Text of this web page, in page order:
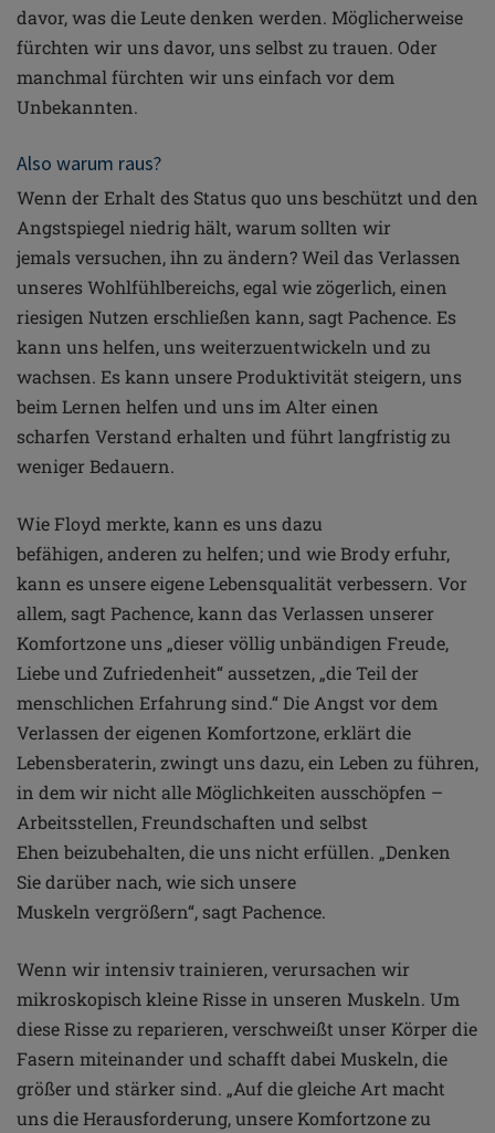
davor, was die Leutedenken werden. Möglicherweise
fürchten wir uns davor,uns selbst zu trauen. Oder
manchmal fürchten wir unseinfach vor dem
Unbekannten.
Also warum raus?
Wenn der Erhalt des Status quo uns beschützt und den
Angstspiegel niedrig hält, warum sollten wir
jemalsversuchen, ihn zu ändern?Weil das Verlassen
unseres Wohlfühlbereichs, egal wie zögerlich, einen
riesigen Nutzen erschließen kann, sagt Pachence. Es
kann uns helfen, uns weiterzuentwickeln und zu
wachsen. Es kann unsere Produktivität steigern,uns
beim Lernen helfen und uns im Alter einen
scharfen Verstand erhalten und führt langfristig zu
weniger Bedauern.
Wie Floyd merkte, kann es uns dazu
befähigen,anderen zu helfen; und wie Brody erfuhr,
kann es unsereeigene Lebensqualität verbessern. Vor
allem, sagt Pachence,kann das Verlassen unserer
Komfortzone uns „dieser völlig unbändigen Freude,
Liebe und Zufriedenheit“aussetzen, „die Teil der
menschlichen Erfahrung sind.“Die Angst vor dem
Verlassen der eigenen Komfortzone,erklärt die
Lebensberaterin, zwingt uns dazu, ein Leben zu führen,
in dem wir nicht alle Möglichkeiten ausschöpfen –
Arbeitsstellen, Freundschaften und selbst
Ehen beizubehalten, die uns nicht erfüllen. „Denken
Sie darüber nach, wie sich unsere
Muskeln vergrößern“, sagt Pachence.
Wenn wir intensiv trainieren,verursachen wir
mikroskopisch kleine Risse in unseren Muskeln. Um
diese Risse zu reparieren, verschweißt unser Körper die
Fasern miteinander und schafft dabei Muskeln,die
größer und stärker sind. „Auf die gleiche Art macht
unsdie Herausforderung, unsere Komfortzone zu